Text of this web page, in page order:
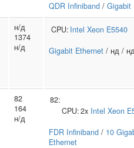
QDR Infiniband / Gigabit
н/д
1374
н/д
CPU: Intel Xeon E5540
Gigabit Ethernet / нд /
82
164
н/д
82:
CPU:2x Intel Xeon
FDR Infiniband / 10
Ethernet